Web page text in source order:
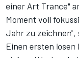
einer Art Trance"
Moment voll
Jahr zu zeichnen",
Einen ersten